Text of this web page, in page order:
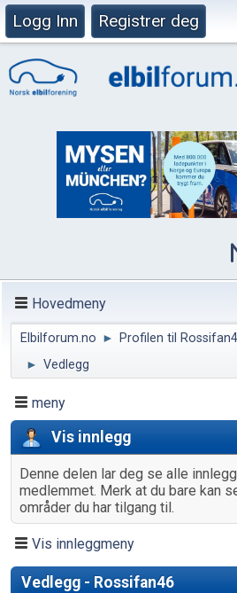
Logg Inn Registrer deg
Hovedmeny
Elbilforum.no ► Profilen til
► Vedlegg
meny
Vis innlegg
Denne delen lar deg se alle
medlemmet. Merk at du bare kan
områder du har tilgang til.
Vis innleggmeny
Vedlegg - Rossifan46